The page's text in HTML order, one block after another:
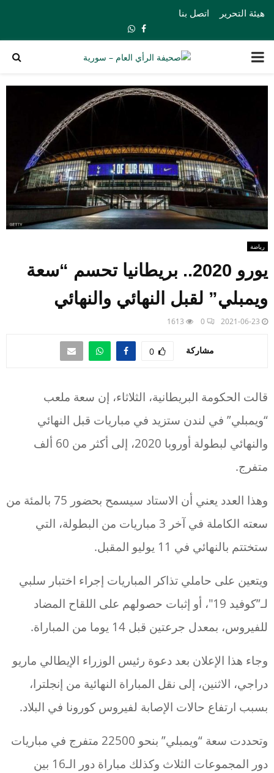
هيئة التحرير اتصل بنا
Facebook
Whatsapp
PRIMARY
MENU
رياضة
يورو 2020.. بريطانيا تحسم “سعة
ويمبلي” لقبل النهائي والنهائي
2021-06-23
0
1613
مشاركة 0
قالت الحكومة البريطانية، الثلاثاء، إن سعة ملعب
“ويمبلي” في لندن ستزيد في مباريات قبل النهائي
والنهائي لبطولة أوروبا 2020، إلى أكثر من 60 ألف
متفرج.
وهذا العدد يعني أن الاستاد سيسمح بحضور 75 بالمئة من
سعته الكاملة في آخر 3 مباريات من البطولة، التي
ستختتم بالنهائي في 11 يوليو المقبل.
ويتعين على حاملي تذاكر المباريات إجراء اختبار سلبي
لـ”كوفيد 19″، أو إثبات حصولهم على اللقاح المضاد
للفيروس، بمعدل جرعتين قبل 14 يوما من المباراة.
وجاء هذا الإعلان بعد دعوة رئيس الوزراء الإيطالي ماريو
دراجي، الاثنين، إلى نقل المباراة النهائية من إنجلترا،
بسبب ارتفاع حالات الإصابة لفيروس كورونا في البلاد.
وتحددت سعة “ويمبلي” بنحو 22500 متفرج في مباريات
دور المجموعات الثلاث وكذلك مباراة دور الـ16 بين